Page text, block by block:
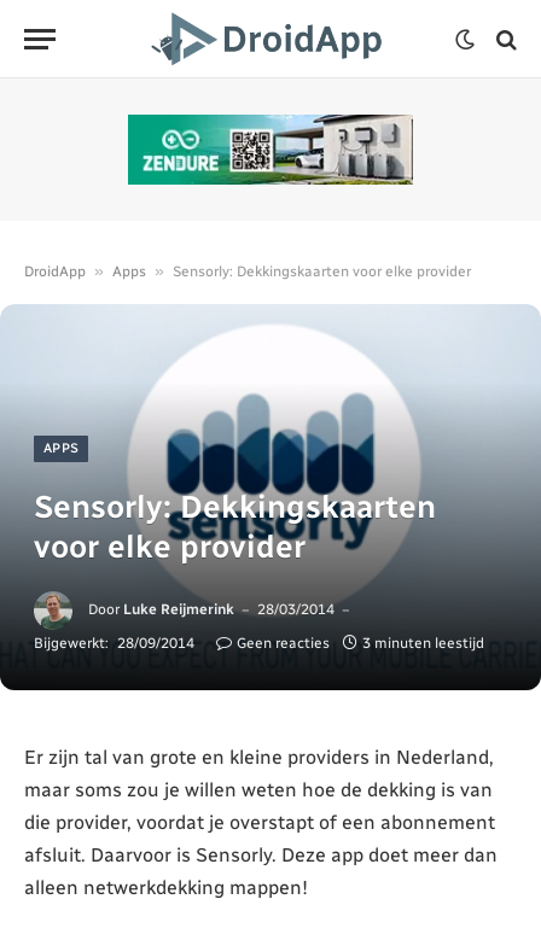
DroidApp » Apps » Sensorly: Dekkingskaarten voor elke provider
APPS
Sensorly: Dekkingskaarten
voor elke provider
Door Luke Reijmerink
28/03/2014
Bijgewerkt: 28/09/2014 Geen reacties 3 minuten leestijd
Er zijn tal van grote en kleine providers in Nederland,
maar soms zou je willen weten hoe de dekking is van
die provider, voordat je overstapt of een abonnement
afsluit. Daarvoor is Sensorly. Deze app doet meer dan
alleen netwerkdekking mappen!